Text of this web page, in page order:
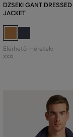
DZSEKI GANT
JACKET
Elérhető méretek:
XXXL